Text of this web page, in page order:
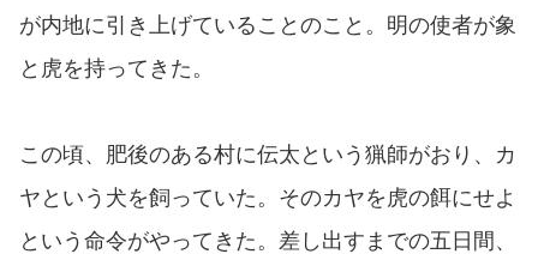
が内地に引き上げていることのこと。明の使者が象
と虎を持ってきた。
この頃、肥後のある村に伝太という猟師がおり、カ
ヤという犬を飼っていた。そのカヤを虎の餌にせよ
という命令がやってきた。差し出すまでの五日間、